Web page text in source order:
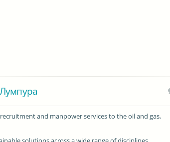
and manpower services to the oil and gas,